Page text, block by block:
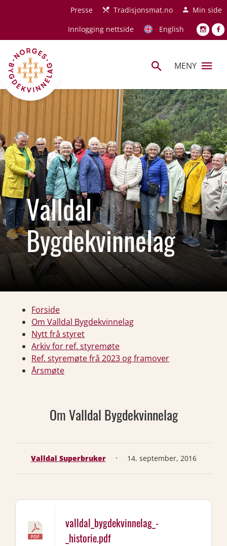
Hopp til hovedinnholdPresse Tradisjonsmat.no
Min side
Innlogging nettside
English
MENY
Valldal
Bygdekvinnelag
Forside
Om Valldal Bygdekvinnelag
Nytt frå styret
Arkiv for ref. styremøte
Ref. styremøte frå 2023 og framover
Årsmøte
Om Valldal Bygdekvinnelag
Valldal Superbruker · 14. september, 2016
valldal_bygdekvinnelag_-
_historie.pdf